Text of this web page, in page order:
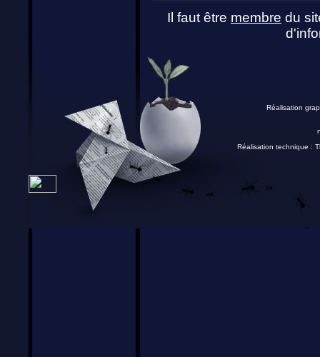
Il faut être membre du
Réalisation
Réalisation technique :